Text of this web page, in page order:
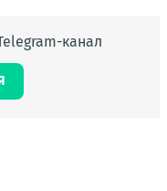
канал